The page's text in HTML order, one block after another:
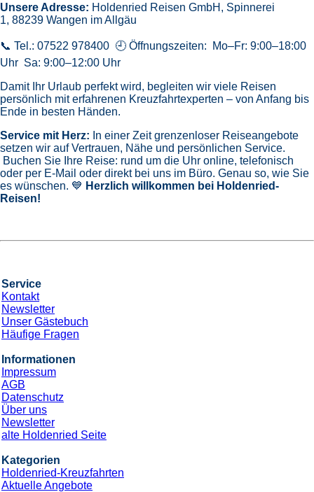
Unsere Adresse: Holdenried Reisen GmbH, Spinnerei
1, 88239 Wangen im Allgäu
📞 Tel.: 07522 978400 🕘 Öffnungszeiten: Mo–Fr: 9:00–18:00
Uhr Sa: 9:00–12:00 Uhr
Damit Ihr Urlaub perfekt wird, begleiten wir viele Reisen
persönlich mit erfahrenen Kreuzfahrtexperten – von Anfang bis
Ende in besten Händen.
Service mit Herz: In einer Zeit grenzenloser Reiseangebote
setzen wir auf Vertrauen, Nähe und persönlichen Service.
Buchen Sie Ihre Reise: rund um die Uhr online, telefonisch
oder per E-Mail oder direkt bei uns im Büro. Genau so, wie Sie
es wünschen. 💙 Herzlich willkommen bei Holdenried-
Reisen!
Service
Kontakt
Newsletter
Unser Gästebuch
Häufige Fragen
Informationen
Impressum
AGB
Datenschutz
Über uns
Newsletter
alte Holdenried Seite
Kategorien
Holdenried-Kreuzfahrten
Aktuelle Angebote